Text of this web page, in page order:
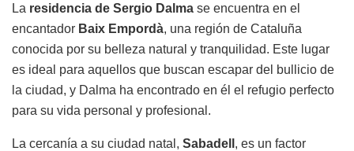
La residencia de Sergio Dalma se encuentra en el
encantador Baix Empordà, una región de Cataluña
conocida por su belleza natural y tranquilidad. Este lugar
es ideal para aquellos que buscan escapar del bullicio de
la ciudad, y Dalma ha encontrado en él el refugio perfecto
para su vida personal y profesional.
La cercanía a su ciudad natal, Sabadell , es un factor